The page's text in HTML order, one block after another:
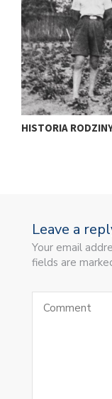
HISTORIA
Leave a
Your email
fields are